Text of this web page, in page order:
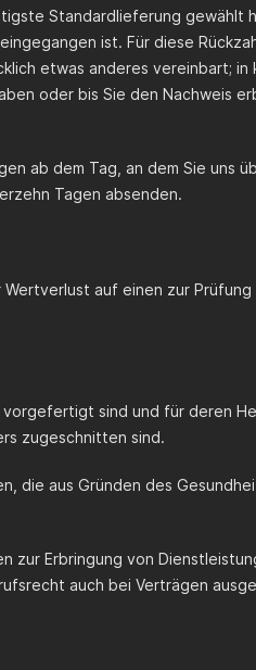
Standardlieferung
ist. Für diese
etwas anderes vereinbart;
oder bis Sie den Nachweis
ab dem Tag, an dem Sie
Tagen absenden.
auf einen zur
sind und für deren
zugeschnitten sind.
die aus Gründen des
Erbringung von
auch bei Verträgen